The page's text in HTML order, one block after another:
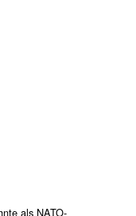
als NATO-